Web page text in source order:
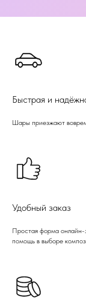
Быстрая и
Шары приезжают
Удобный заказ
Простая форма онлайн-
помощь в выборе